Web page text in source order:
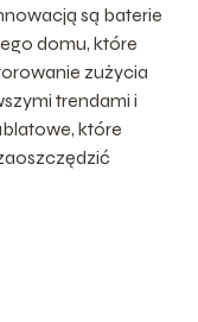
są baterie
domu, które
zużycia
trendami i
które